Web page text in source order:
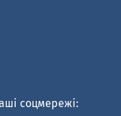
соцмережі: